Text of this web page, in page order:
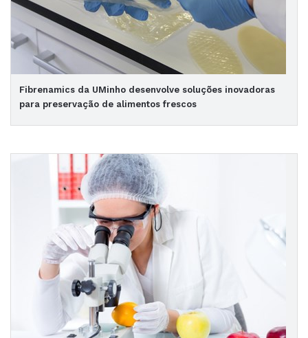
Fibrenamics da UMinho desenvolve soluções inovadoras
para preservação de alimentos frescos